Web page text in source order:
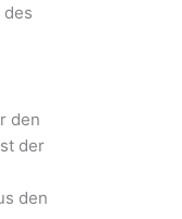
des
den
der
den